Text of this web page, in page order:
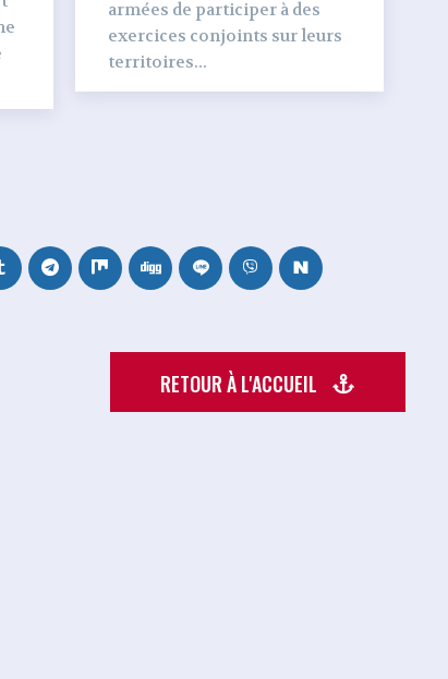
armées de participer à des
exercices conjoints sur leurs
territoires...
RETOUR À L'ACCUEIL